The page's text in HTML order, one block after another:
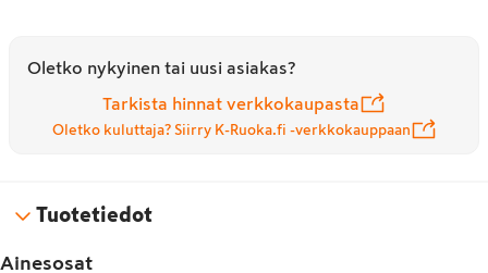
Oletko nykyinen tai uusi asiakas?
Tarkista hinnat verkkokaupasta
Oletko kuluttaja? Siirry K-Ruoka.fi -verkkokauppaan
Tuotetiedot
Ainesosat